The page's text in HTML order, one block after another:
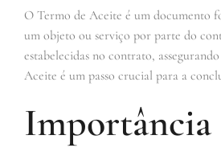
O Termo de Aceite é um documento
um objeto ou serviço por parte do
estabelecidas no contrato,
Aceite é um passo crucial para a
Importância